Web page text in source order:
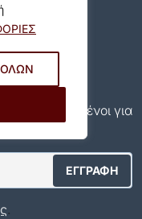
δωρεάν
ενημερωμένοι για
.